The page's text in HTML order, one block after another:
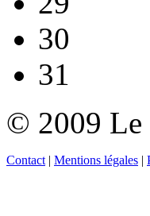
30
31
© 2009 Le
Contact | Mentions légales |